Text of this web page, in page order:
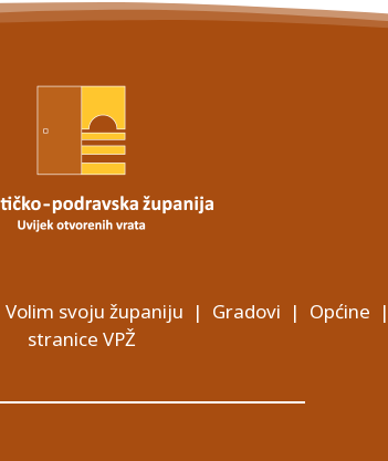
Volim svoju županiju | Gradovi | Općine |
stranice VPŽ